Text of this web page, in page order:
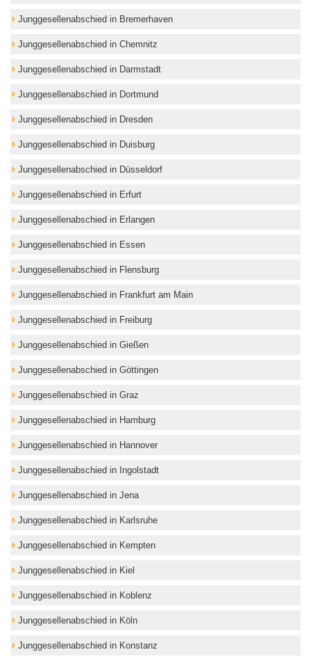
Junggesellenabschied in Bremerhaven
Junggesellenabschied in Chemnitz
Junggesellenabschied in Darmstadt
Junggesellenabschied in Dortmund
Junggesellenabschied in Dresden
Junggesellenabschied in Duisburg
Junggesellenabschied in Düsseldorf
Junggesellenabschied in Erfurt
Junggesellenabschied in Erlangen
Junggesellenabschied in Essen
Junggesellenabschied in Flensburg
Junggesellenabschied in Frankfurt am Main
Junggesellenabschied in Freiburg
Junggesellenabschied in Gießen
Junggesellenabschied in Göttingen
Junggesellenabschied in Graz
Junggesellenabschied in Hamburg
Junggesellenabschied in Hannover
Junggesellenabschied in Ingolstadt
Junggesellenabschied in Jena
Junggesellenabschied in Karlsruhe
Junggesellenabschied in Kempten
Junggesellenabschied in Kiel
Junggesellenabschied in Koblenz
Junggesellenabschied in Köln
Junggesellenabschied in Konstanz